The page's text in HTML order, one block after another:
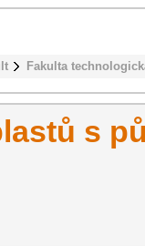
Fakulta
s